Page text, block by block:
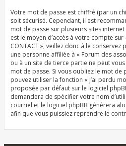
Votre mot de passe est chiffré (par un
soit sécurisé. Cependant, il est
mot de passe sur plusieurs sites
est le moyen d’accès à votre compte
CONTACT », veillez donc à le conservez
une personne affiliée à « Forum des
ou à un site de tierce partie ne peut
mot de passe. Si vous oubliez le mot de
pouvez utiliser la fonction « J’ai perdu
proposée par défaut sur le logiciel
demandera de spécifier votre nom
courriel et le logiciel phpBB générera
afin que vous puissiez reprendre le